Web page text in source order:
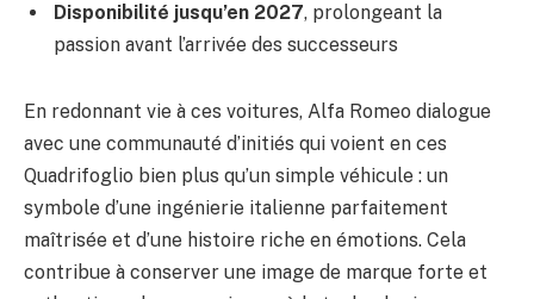
Disponibilité jusqu’en 2027, prolongeant la
passion avant l’arrivée des successeurs
En redonnant vie à ces voitures, Alfa Romeo dialogue
avec une communauté d’initiés qui voient en ces
Quadrifoglio bien plus qu’un simple véhicule : un
symbole d’une ingénierie italienne parfaitement
maîtrisée et d’une histoire riche en émotions. Cela
contribue à conserver une image de marque forte et